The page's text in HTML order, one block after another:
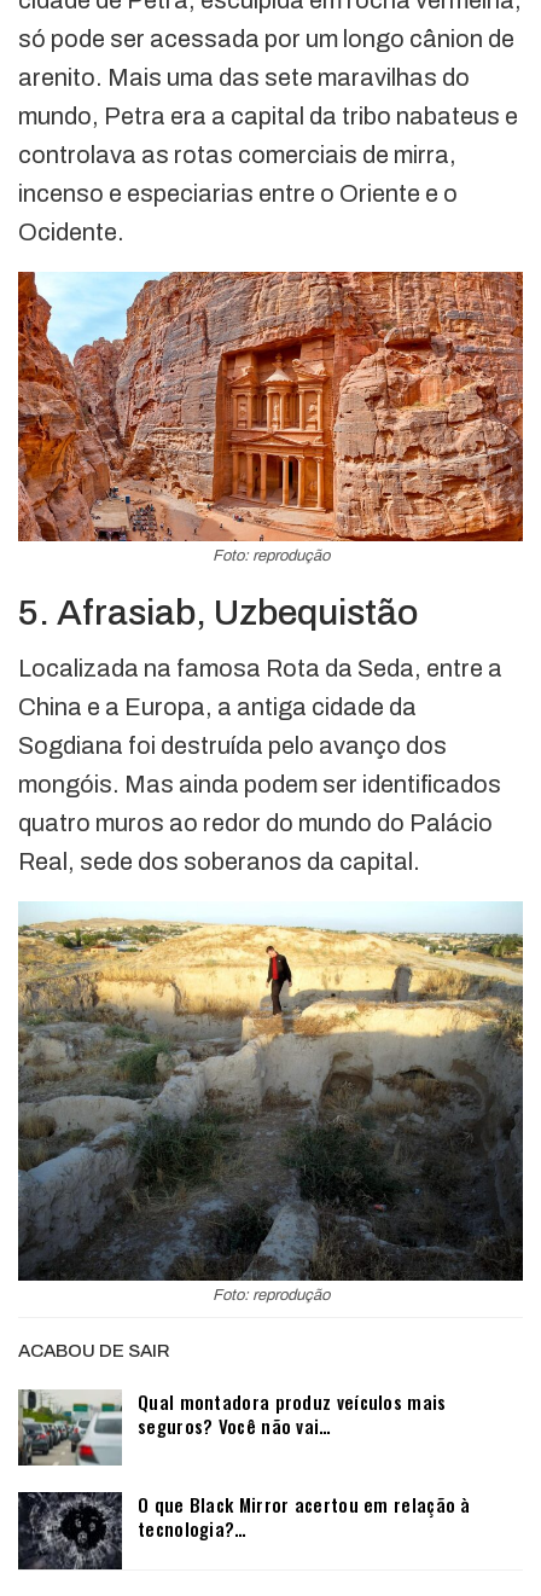
só pode ser acessada por um longo cânion de
arenito. Mais uma das sete maravilhas do
mundo, Petra era a capital da tribo nabateus e
controlava as rotas comerciais de mirra,
incenso e especiarias entre o Oriente e o
Ocidente.
Foto: reprodução
5. Afrasiab, Uzbequistão
Localizada na famosa Rota da Seda, entre a
China e a Europa, a antiga cidade da
Sogdiana foi destruída pelo avanço dos
mongóis. Mas ainda podem ser identificados
quatro muros ao redor do mundo do Palácio
Real, sede dos soberanos da capital.
Foto: reprodução
ACABOU DE SAIR
Qual montadora produz veículos mais
seguros? Você não vai…
O que Black Mirror acertou em relação à
tecnologia?…